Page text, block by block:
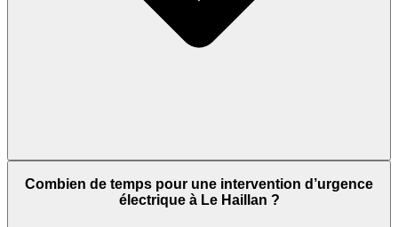
Combien de temps pour une intervention d’urgence
électrique à Le Haillan ?